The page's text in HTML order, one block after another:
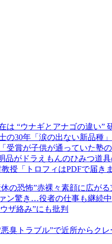
は “ウナギとアナゴの違い”
の30年「涙の出ない新品種
受賞が子供が通っていた塾の
がドラえもんのひみつ道具
授「トロフィはPDFで届き
の恐怖”赤裸々素顔に広がる
ン驚き…役者の仕事も継続中
ザ絡み”にも批判
臭トラブル”で近所からクレ